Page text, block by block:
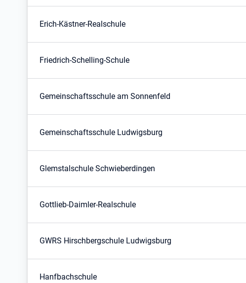
Erich-Kästner-Realschule
Friedrich-Schelling-Schule
Gemeinschaftsschule am Sonnenfeld
Gemeinschaftsschule Ludwigsburg
Glemstalschule Schwieberdingen
Gottlieb-Daimler-Realschule
GWRS Hirschbergschule Ludwigsburg
Hanfbachschule